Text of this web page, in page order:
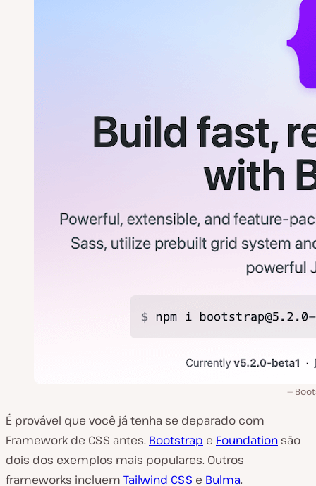
É provável que você já tenha se deparado com
Framework de CSS antes. Bootstrap e Foundation são
dois dos exemplos mais populares. Outros
frameworks incluem Tailwind CSS e Bulma.